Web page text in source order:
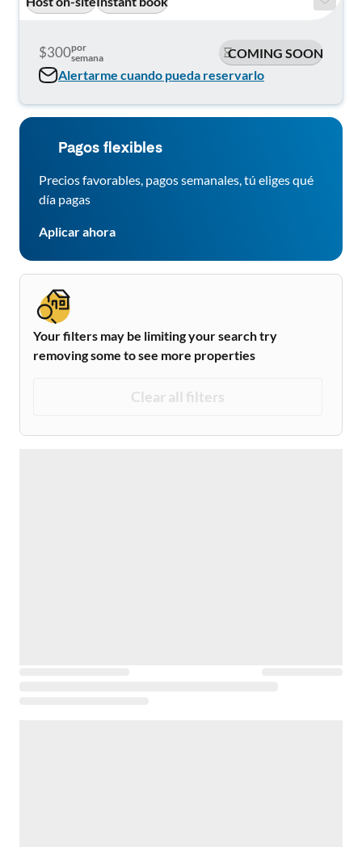
$300por
semana
COMING SOON
Alertarme cuando pueda reservarlo
Pagos flexibles
Precios favorables, pagos semanales, tú eliges qué
día pagas
Aplicar ahora
Your filters may be limiting your search try
removing some to see more properties
Clear all filters